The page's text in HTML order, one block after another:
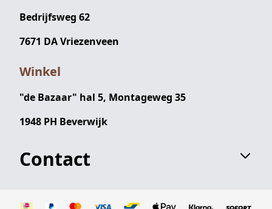
Bedrijfsweg 62
7671 DA Vriezenveen
Winkel
"de Bazaar" hal 5, Montageweg 35
1948 PH Beverwijk
Contact